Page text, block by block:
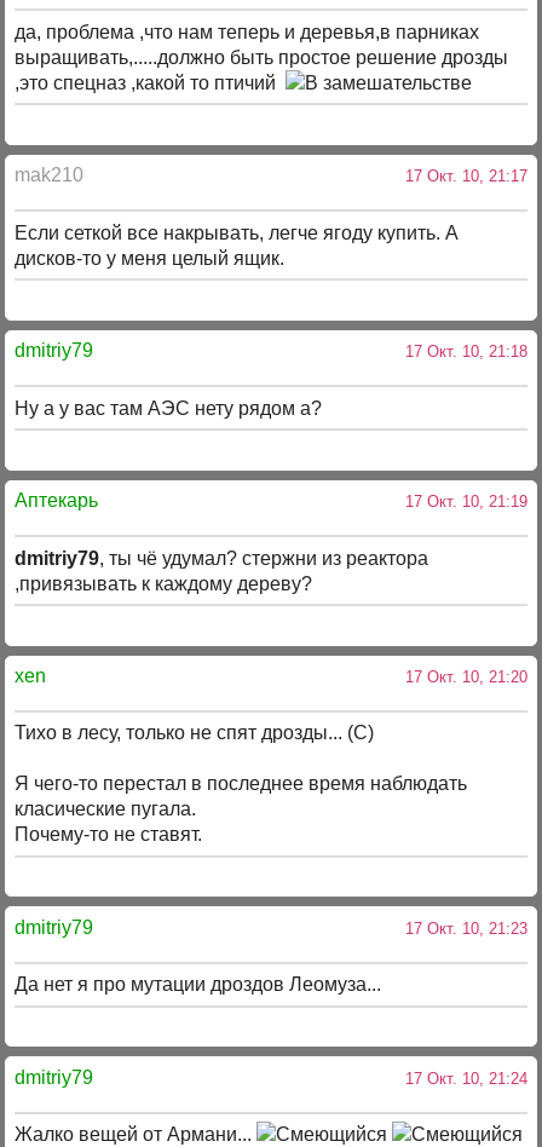
да, проблема ,что нам теперь и деревья,в парниках
выращивать,.....должно быть простое решение дрозды
,это спецназ ,какой то птичий
mak210 17 Окт. 10, 21:17
Если сеткой все накрывать, легче ягоду купить. А
дисков-то у меня целый ящик.
dmitriy79 17 Окт. 10, 21:18
Ну а у вас там АЭС нету рядом а?
Аптекарь 17 Окт. 10, 21:19
dmitriy79, ты чё удумал? стержни из реактора
,привязывать к каждому дереву?
xen 17 Окт. 10, 21:20
Тихо в лесу, только не спят дрозды... (С)
Я чего-то перестал в последнее время наблюдать
класические пугала.
Почему-то не ставят.
dmitriy79 17 Окт. 10, 21:23
Да нет я про мутации дроздов Леомуза...
dmitriy79 17 Окт. 10, 21:24
Жалко вещей от Армани...